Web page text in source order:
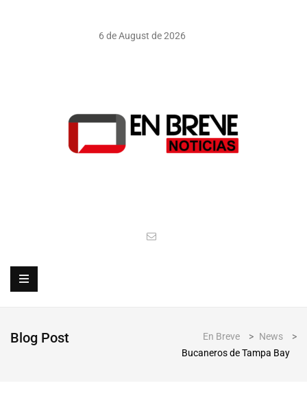
6 de August de 2026
Blog Post En Breve > News
>
Bucaneros de Tampa Bay